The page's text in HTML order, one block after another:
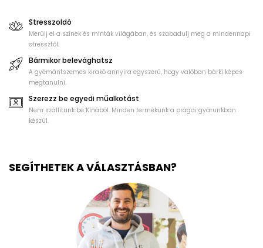
Stresszoldó
Merülj el a színek és minták világában, és szabadulj meg a mindennapi
stressztől.
Bármikor belevághatsz
A gyémántszemes kirakó annyira egyszerű, hogy valóban bárki képes
megtanulni.
Szerezz be egyedi műalkotást
Nem szállítunk be Kínából. Minden termékünk a prágai gyárunkban
készül.
SEGÍTHETEK A VÁLASZTÁSBAN?